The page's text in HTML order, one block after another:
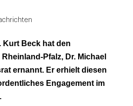
Kurt Beck hat den
Pfalz, Dr. Michael
ernannt. Er erhielt diesen
Engagement im